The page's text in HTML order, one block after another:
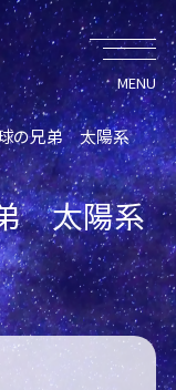
の兄弟 太陽系
太陽系